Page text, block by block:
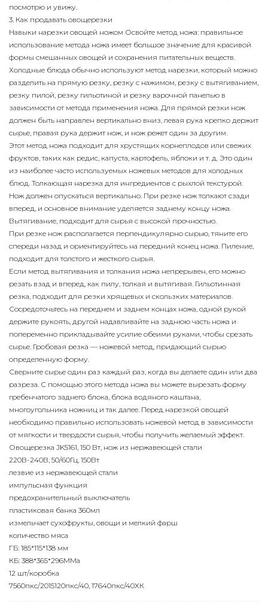
посмотрю и увижу.
3. Как продавать овощерезки
Навыки нарезки овощей ножом Освойте метод ножа: правильное
использование метода ножа имеет большое значение для красивой
формы смешанных овощей и сохранения питательных веществ.
Холодные блюда обычно используют метод нарезки, который можно
разделить на прямую резку, резку с нажимом, резку с вытягиванием,
резку пилой, резку гильотиной и резку варочной панелью в
зависимости от метода применения ножа. Для прямой резки нож
должен быть направлен вертикально вниз, левая рука крепко держит
сырье, правая рука держит нож, и нож режет один за другим.
Этот метод ножа подходит для хрустящих корнеплодов или свежих
фруктов, таких как редис, капуста, картофель, яблоки и т. д. Это один
из наиболее часто используемых ножевых методов для холодных
блюд. Толкающая нарезка для ингредиентов с рыхлой текстурой.
Нож должен опускаться вертикально. При резке нож толкают сзади
вперед, и основное внимание уделяется заднему концу ножа.
Вытягивание, подходит для сырья с высокой прочностью.
При резке нож располагается перпендикулярно сырью, тяните его
спереди назад и ориентируйтесь на передний конец ножа. Пиление,
подходит для толстого и жесткого сырья.
Если метод вытягивания и толкания ножа непрерывен, его можно
резать взад и вперед, как пилу, толкая и вытягивая. Гильотинная
резка, подходит для резки хрящевых и скользких материалов.
Сосредоточьтесь на переднем и заднем концах ножа, одной рукой
держите рукоять, другой надавливайте на заднюю часть ножа и
попеременно прикладывайте усилие обеими руками, чтобы срезать
сырье. Гробовая резка — ножевой метод, придающий сырью
определенную форму.
Сверните сырье один раз каждый раз, когда вы делаете один или два
разреза. С помощью этого метода ножа вы можете вырезать форму
гребенчатого заднего блока, блока водяного каштана,
многоугольника ножниц и так далее. Перед нарезкой овощей
необходимо правильно использовать ножевой метод в зависимости
от мягкости и твердости сырья, чтобы получить желаемый эффект.
Овощерезка JK5161, 150 Вт, нож из нержавеющей стали
220В-240В, 50/60Гц, 150Вт
лезвие из нержавеющей стали
импульсная функция
предохранительный выключатель
пластиковая банка 360мл
измельчает сухофрукты, овощи и мелкий фарш
количество мяса
ГБ: 185*115*138 мм
КБ: 388*365*296ММа
12 шт/коробка
7560пкс/2015120пкс/40, 17640пкс/40ХК